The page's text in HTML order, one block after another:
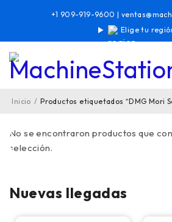
Elige tu
+1 909-919-9600 |
Inicio / Productos etiquetados “DMG Mori
No se encontraron productos que
selección.
Nuevas llegadas